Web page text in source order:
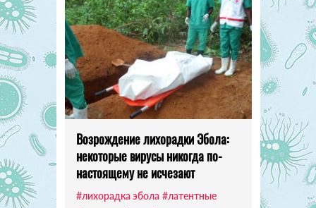
Возрождение лихорадки Эбола:
некоторые вирусы никогда по-
настоящему не исчезают
#лихорадка эбола #латентные